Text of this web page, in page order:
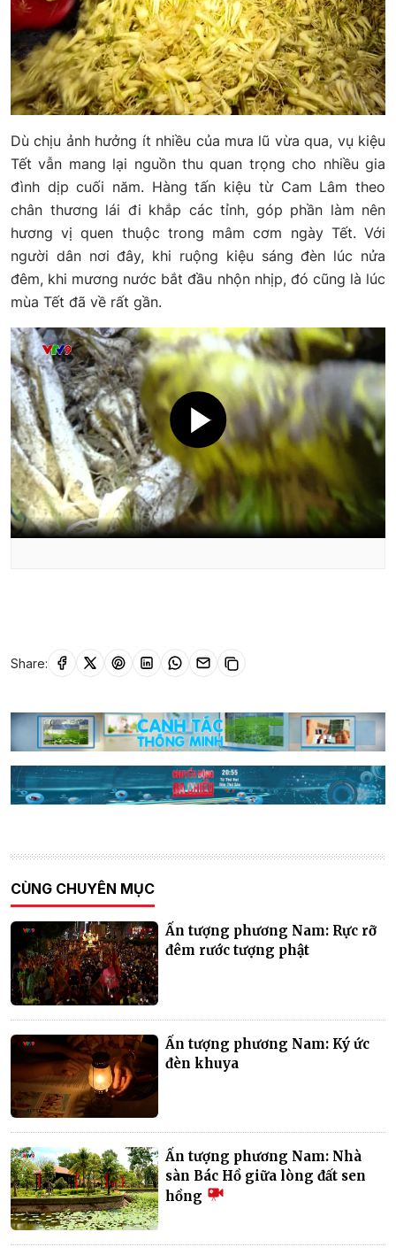
Dù chịu ảnh hưởng ít nhiều của mưa lũ vừa qua, vụ kiệu
Tết vẫn mang lại nguồn thu quan trọng cho nhiều gia
đình dịp cuối năm. Hàng tấn kiệu từ Cam Lâm theo
chân thương lái đi khắp các tỉnh, góp phần làm nên
hương vị quen thuộc trong mâm cơm ngày Tết. Với
người dân nơi đây, khi ruộng kiệu sáng đèn lúc nửa
đêm, khi mương nước bắt đầu nhộn nhịp, đó cũng là lúc
mùa Tết đã về rất gần.
Share:
CÙNG CHUYÊN MỤC
Ấn tượng phương Nam: Rực rỡ
đêm rước tượng phật
Ấn tượng phương Nam: Ký ức
đèn khuya
Ấn tượng phương Nam: Nhà
sàn Bác Hồ giữa lòng đất sen
hồng